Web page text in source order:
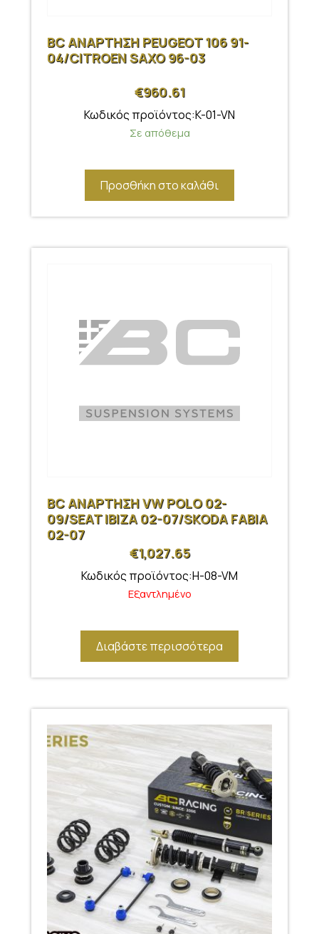
BC ΑΝΑΡΤΗΣΗ PEUGEOT 106 91-
04/CITROEN SAXO 96-03
€960.61
Κωδικός προϊόντος:K-01-VN
Σε απόθεμα
Προσθήκη στο καλάθι
BC ΑΝΑΡΤΗΣΗ VW POLO 02-
09/SEAT IBIZA 02-07/SKODA FABIA
02-07
€1,027.65
Κωδικός προϊόντος:H-08-VM
Εξαντλημένο
Διαβάστε περισσότερα